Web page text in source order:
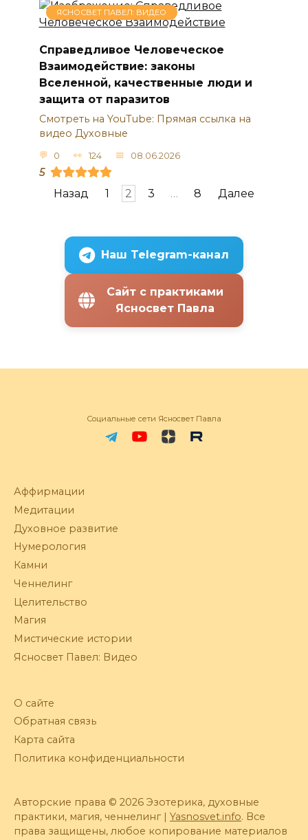
ЯСНОСВЕТ ПАВЕЛ: ВИДЕО
Справедливое Человеческое
Взаимодействие: законы
Вселенной, качественные люди и
защита от паразитов
Смотреть на YouTube: Прямая ссылка на
видео Духовные
0 124 08.06.2026
5
Пагинация
Назад 1 2 3 … 8 Далее
Наш Telegram-канал
Сайт с практиками
Ясносвет Павла
Социальные сети Ясносвет Павла
Аффирмации
Медитации
Духовное развитие
Нумерология
Камни
Ченнелинг
Целительство
Магия
Мистические истории
Ясносвет Павел: Видео
О сайте
Обратная связь
Карта сайта
Политика конфиденциальности
Авторские права © 2026 Эзотерика, духовные
практики, магия, ченнелинг | Yasnosvet.info. Все
права защищены, любое копирование материалов